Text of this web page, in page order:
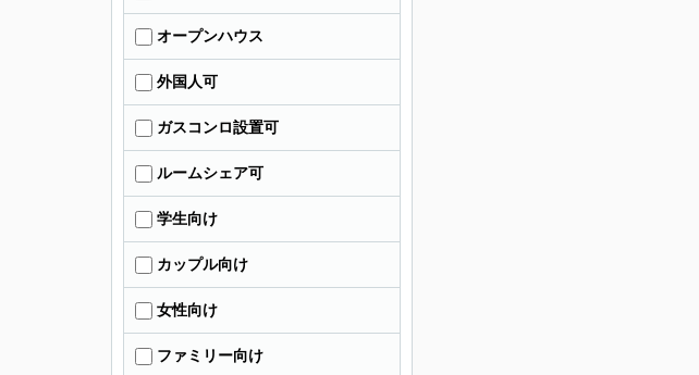
オープンハウス
外国人可
ガスコンロ設置可
ルームシェア可
学生向け
カップル向け
女性向け
ファミリー向け